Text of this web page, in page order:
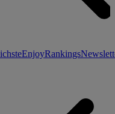
EnjoyRankings